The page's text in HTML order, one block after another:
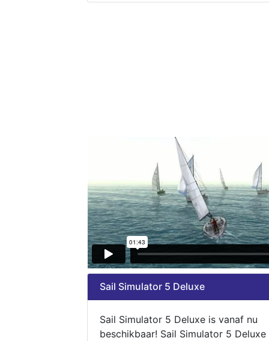
Sail Simulator 5 Deluxe
Sail Simulator 5 Deluxe is vanaf nu
beschikbaar! Sail Simulator 5